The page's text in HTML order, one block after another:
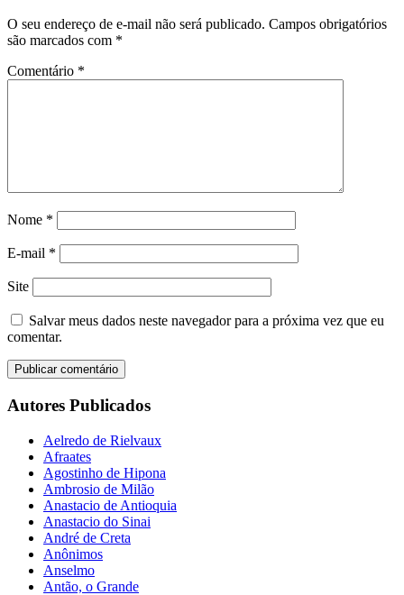
O seu endereço de e-mail não será publicado. Campos obrigatórios
são marcados com *
Comentário *
Nome *
E-mail *
Site
Salvar meus dados neste navegador para a próxima vez que eu
comentar.
Autores Publicados
Aelredo de Rielvaux
Afraates
Agostinho de Hipona
Ambrosio de Milão
Anastacio de Antioquia
Anastacio do Sinai
André de Creta
Anônimos
Anselmo
Antão, o Grande